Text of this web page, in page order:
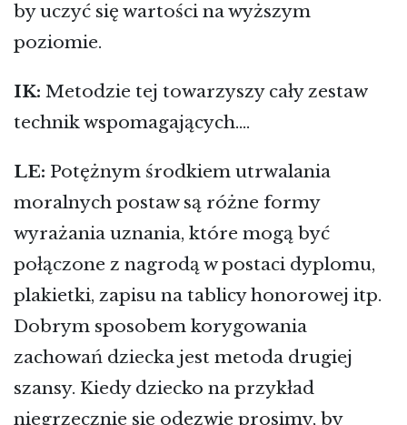
by uczyć się wartości na wyższym
poziomie.
IK: Metodzie tej towarzyszy cały zestaw
technik wspomagających….
LE: Potężnym środkiem utrwalania
moralnych postaw są różne formy
wyrażania uznania, które mogą być
połączone z nagrodą w postaci dyplomu,
plakietki, zapisu na tablicy honorowej itp.
Dobrym sposobem korygowania
zachowań dziecka jest metoda drugiej
szansy. Kiedy dziecko na przykład
niegrzecznie się odezwie prosimy, by